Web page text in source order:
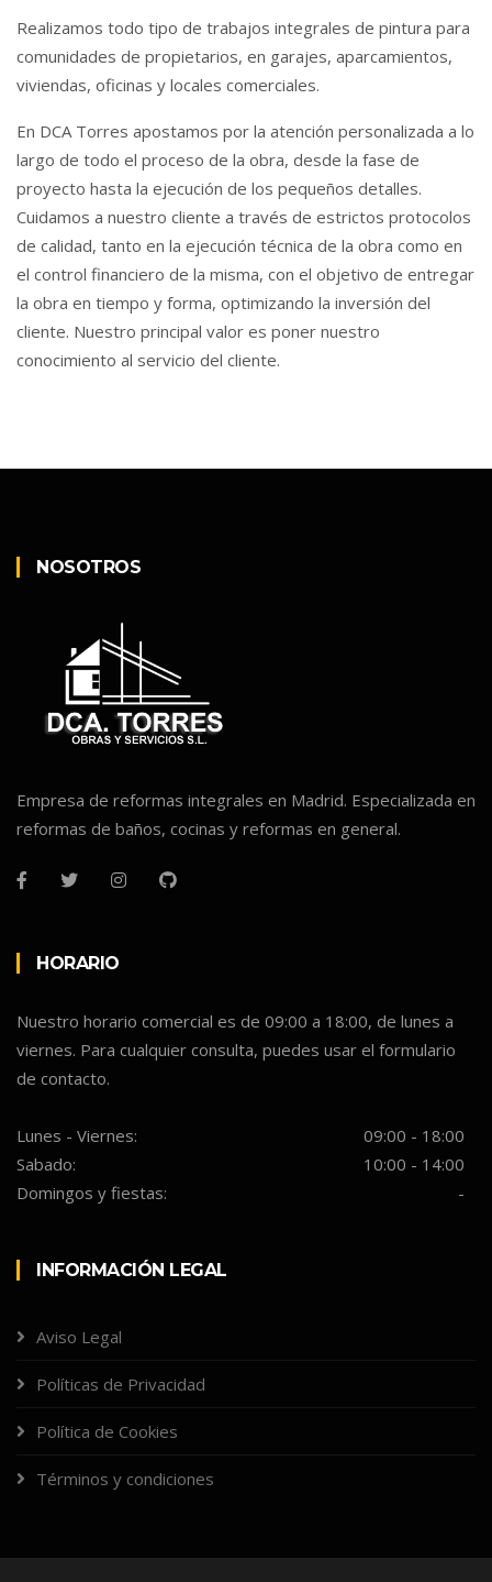
Realizamos todo tipo de trabajos integrales de pintura para
comunidades de propietarios, en garajes, aparcamientos,
viviendas, oficinas y locales comerciales.
En DCA Torres apostamos por la atención personalizada a lo
largo de todo el proceso de la obra, desde la fase de
proyecto hasta la ejecución de los pequeños detalles.
Cuidamos a nuestro cliente a través de estrictos protocolos
de calidad, tanto en la ejecución técnica de la obra como en
el control financiero de la misma, con el objetivo de entregar
la obra en tiempo y forma, optimizando la inversión del
cliente. Nuestro principal valor es poner nuestro
conocimiento al servicio del cliente.
NOSOTROS
Empresa de reformas integrales en Madrid. Especializada en
reformas de baños, cocinas y reformas en general.
HORARIO
Nuestro horario comercial es de 09:00 a 18:00, de lunes a
viernes. Para cualquier consulta, puedes usar el formulario
de contacto.
Lunes - Viernes:
09:00 - 18:00
Sabado:
10:00 - 14:00
Domingos y fiestas:
-
INFORMACIÓN LEGAL
Aviso Legal
Políticas de Privacidad
Política de Cookies
Términos y condiciones